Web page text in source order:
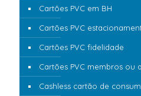
Cartões PVC em BH
Cartões PVC
Cartões PVC fidelidade
Cartões PVC membros ou
Cashless cartão de